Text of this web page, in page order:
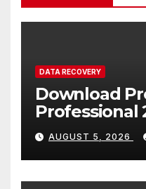
DATA RECOVERY
Download
Professional 2026 v124 Full
Version
AUGUST 5, 2026